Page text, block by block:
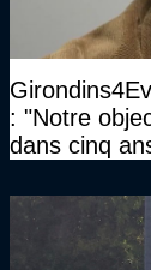
: "Notre
dans cinq